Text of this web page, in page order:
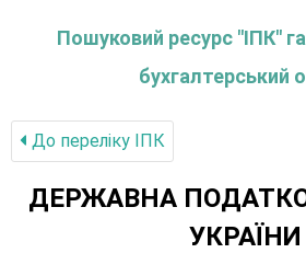
Пошуковий ресурс "ІПК"
бухгалтерський
До переліку IПК
ДЕРЖАВНА
УКРАЇНИ